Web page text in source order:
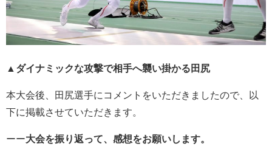
▲ダイナミックな攻撃で相手へ襲い掛かる田尻
本大会後、田尻選手にコメントをいただきましたので、以
下に掲載させていただきます。
ーー大会を振り返って、感想をお願いします。